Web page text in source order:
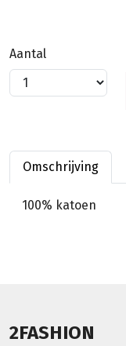
Aantal
Omschrijving
100% katoen
2FASHION